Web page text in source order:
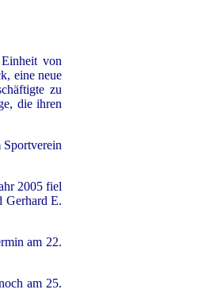
von
eine neue
zu
die ihren
Sportverein
2005 fiel
Gerhard E.
am 22.
am 25.